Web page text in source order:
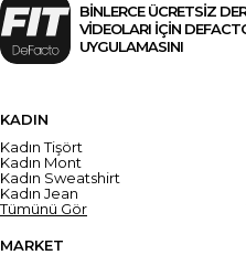
BİNLERCE ÜCRETSİZ
VİDEOLARI İÇİN
UYGULAMASINI
KADIN
Kadın Tişört
Kadın Mont
Kadın Sweatshirt
Kadın Jean
Tümünü Gör
MARKET